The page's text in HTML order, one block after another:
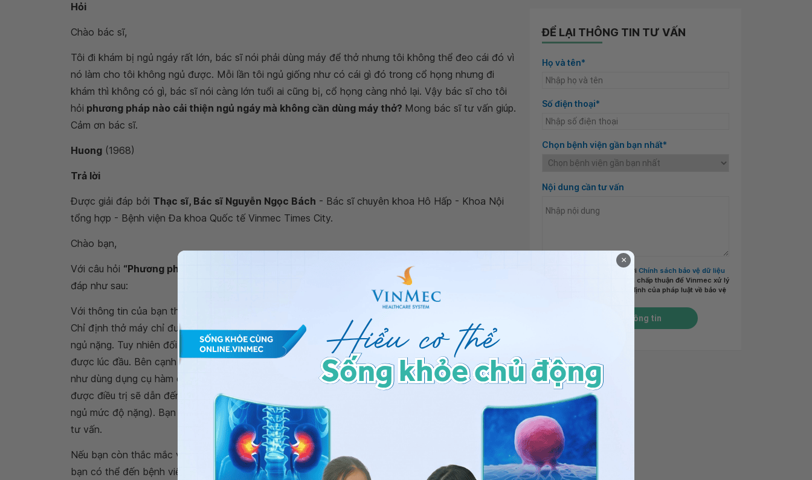
Hỏi
Chào bác sĩ,
Tôi đi khám bị ngủ ngáy rất lớn, bác sĩ nói phải dùng máy để thở nhưng tôi không thể đeo cái đó vì
nó làm cho tôi không ngủ được. Mỗi lần tôi ngủ giống như có cái gì đó trong cổ họng nhưng đi
khám thì không có gì, bác sĩ nói càng lớn tuổi ai cũng bị, cổ họng càng nhỏ lại. Vậy bác sĩ cho tôi
hỏi phương pháp nào cải thiện ngủ ngáy mà không cần dùng máy thở? Mong bác sĩ tư vấn giúp.
Cảm ơn bác sĩ.
Huong (1968)
Trả lời
Được giải đáp bởi Thạc sĩ, Bác sĩ Nguyễn Ngọc Bách - Bác sĩ chuyên khoa Hô Hấp - Khoa Nội
tổng hợp - Bệnh viện Đa khoa Quốc tế Vinmec Times City.
Chào bạn,
Với câu hỏi “Phương pháp nào cải thiện ngủ ngáy mà không cần dùng máy thở?”
đáp như sau:
Với thông tin của bạn thì không rõ là trước đây bạn đi khám đã đo đa ký giấc ngủ đánh giá chưa.
Chỉ định thở máy chỉ được đặt ra đối với bệnh nhân đo đa ký giấc ngủ có mức độ ngừng thở khi
ngủ nặng. Tuy nhiên đối với phương pháp điều trị bằng máy thở có nhiều người không thể quen
được lúc đầu. Bên cạnh đó còn có nhiều phương pháp khác để điều trị và dễ sử dụng hơn máy thở
như dùng dụng cụ hàm dưới để điều trị ngáy và ngừng thở khi ngủ. Ngừng thở khi ngủ nếu không
được điều trị sẽ dẫn đến các biến chứng về tim mạch và đột quỵ sau này (đặt biệt là ngừng thở khi
ngủ mức độ nặng). Bạn nên đến khám và mang các kết quả xét nghiệm và thăm dò đã có để được
tư vấn.
Nếu bạn còn thắc mắc về phương pháp nào cải thiện ngủ ngáy mà không cần dùng máy thở
bạn có thể đến bệnh viện thuộc Hệ thống Y tế Vinmecđể kiểm tra và tư vấn thêm. Cảm ơn bạn
ĐỂ LẠI THÔNG TIN TƯ VẤN
Họ và tên*
Số điện thoại*
Chọn bệnh viện gần bạn nhất*
Nội dung cần tư vấn
Tôi đã đọc và đồng ý với Chính sách bảo vệ dữ liệu
và chấp thuận để Vinmec xử lý
DLCN của tôi theo quy định của pháp luật về bảo vệ
Gửi thông tin
×